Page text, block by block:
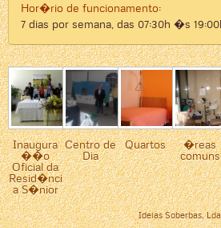
Hor�rio de funcionamento:
7 dias por semana, das 07:30h �s
Inaugura
��o
Oficial da
Resid�nci
a S�nior
Centro de
Dia
Quartos �reas
comuns
Ideias Soberbas, Lda